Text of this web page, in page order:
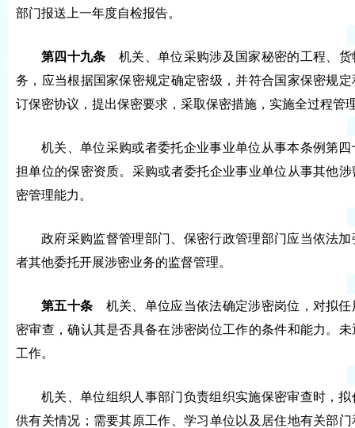
部门报送上一年度自检报告。
第四十九条 机关、单位采购涉及国家秘密的工程、
务，应当根据国家保密规定确定密级，并符合国家保密规
订保密协议，提出保密要求，采取保密措施，实施全过程管
机关、单位采购或者委托企业事业单位从事本条例第
担单位的保密资质。采购或者委托企业事业单位从事其他
密管理能力。
政府采购监督管理部门、保密行政管理部门应当依法
者其他委托开展涉密业务的监督管理。
第五十条 机关、单位应当依法确定涉密岗位，对拟
密审查，确认其是否具备在涉密岗位工作的条件和能力。
工作。
机关、单位组织人事部门负责组织实施保密审查时，
供有关情况；需要其原工作、学习单位以及居住地有关部